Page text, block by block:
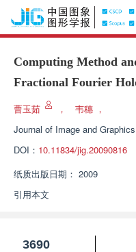
Computing Method
Fractional Fourier
曹玉茹 ， 韦穗 ，
Journal of Image and Graphics
DOI： 10.11834/jig.20090816
纸质出版日期： 2009
引用本文
3690